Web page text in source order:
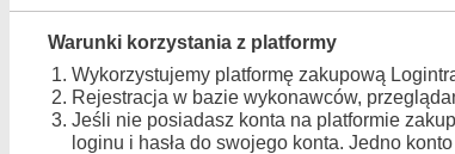
Warunki korzystania z platformy
Wykorzystujemy platformę zakupową
Rejestracja w bazie wykonawców,
Jeśli nie posiadasz konta na platformie
loginu i hasła do swojego konta. Jedno